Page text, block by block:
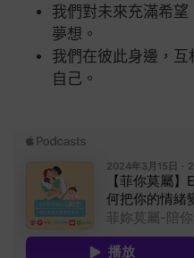
我們對未來充滿希
夢想。
我們在彼此身邊，
自己。